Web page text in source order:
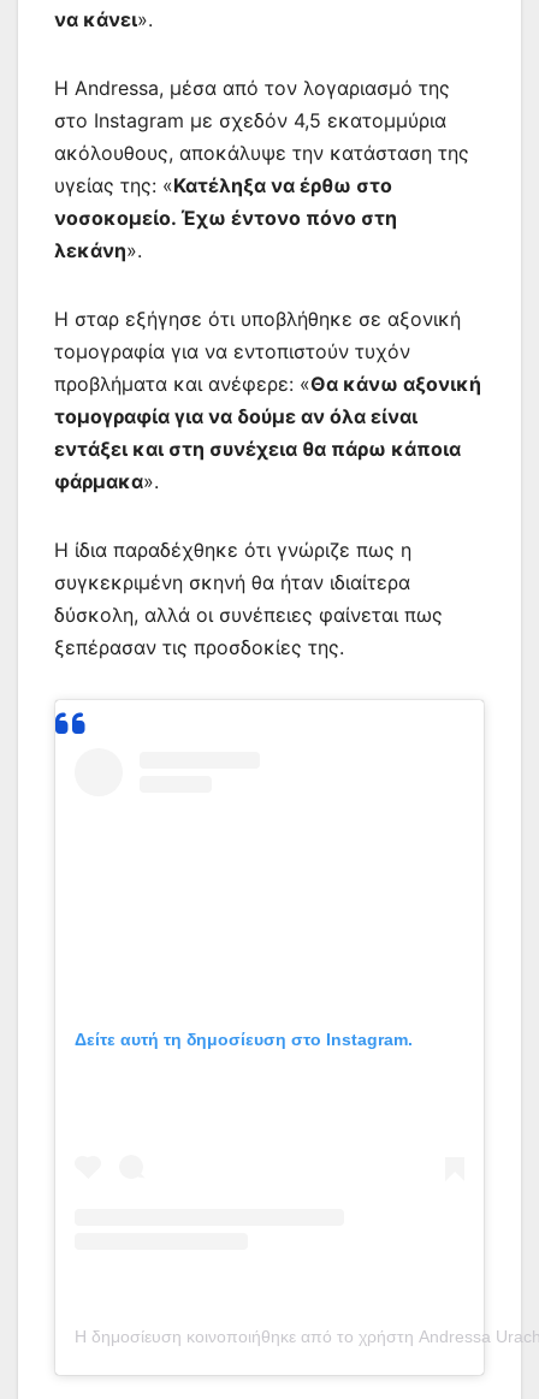
να κάνει».
Η Andressa, μέσα από τον λογαριασμό της
στο Instagram με σχεδόν 4,5 εκατομμύρια
ακόλουθους, αποκάλυψε την κατάσταση της
υγείας της: «Κατέληξα να έρθω στο
νοσοκομείο. Έχω έντονο πόνο στη
λεκάνη».
Η σταρ εξήγησε ότι υποβλήθηκε σε αξονική
τομογραφία για να εντοπιστούν τυχόν
προβλήματα και ανέφερε: «Θα κάνω αξονική
τομογραφία για να δούμε αν όλα είναι
εντάξει και στη συνέχεια θα πάρω κάποια
φάρμακα».
Η ίδια παραδέχθηκε ότι γνώριζε πως η
συγκεκριμένη σκηνή θα ήταν ιδιαίτερα
δύσκολη, αλλά οι συνέπειες φαίνεται πως
ξεπέρασαν τις προσδοκίες της.
Δείτε αυτή τη δημοσίευση στο Instagram.
Η δημοσίευση κοινοποιήθηκε από το χρήστη Andressa